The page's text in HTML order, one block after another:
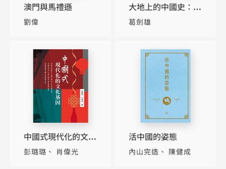
澳門與馬禮遜
劉偉
大地上的中國史：藏
在地理裏的歷史
葛劍雄
中國式現代化的文化
基因
彭璐璐 肖偉光
活中國的姿態
內山完造 陳健成